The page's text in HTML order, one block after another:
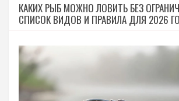
КАКИХ РЫБ МОЖНО ЛОВИТЬ БЕЗ
СПИСОК ВИДОВ И ПРАВИЛА ДЛЯ 2026